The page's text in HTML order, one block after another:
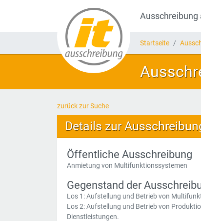
Ausschreibung
Startseite
zurück zur Suche
Details zur
Öffentliche Ausschreibung
Anmietung von Multifunktionssystemen
Gegenstand der
Los 1: Aufstellung und Betrieb von
Los 2: Aufstellung und Betrieb von
Dienstleistungen.